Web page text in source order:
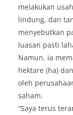
melakukan
lindung, dan
menyebutkan
luasan pasti
Namun, ia
hektare (ha)
oleh
saham.
“Saya terus